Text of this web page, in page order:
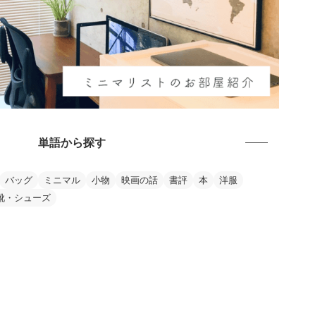
単語から探す
バッグ ミニマル 小物 映画の話 書評 本
洋服
・シューズ